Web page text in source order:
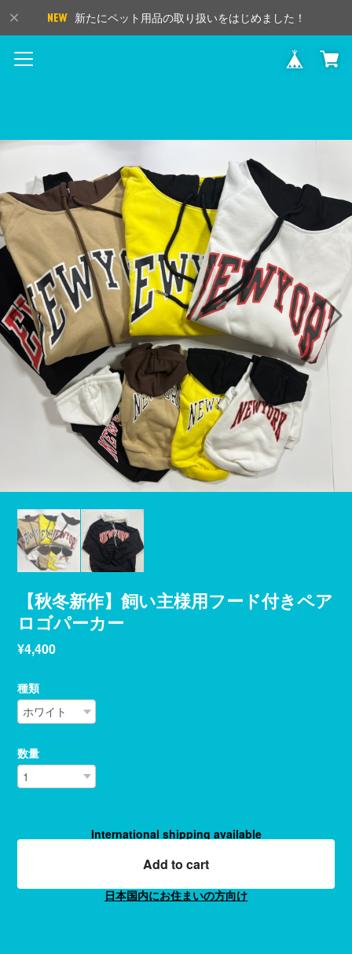
新たにペット用品の取り扱いをはじめました！
【秋冬新作】飼い主様用フード付きペア
ロゴパーカー
¥4,400
種類
数量
International shipping available
Add to cart
日本国内にお住まいの方向け